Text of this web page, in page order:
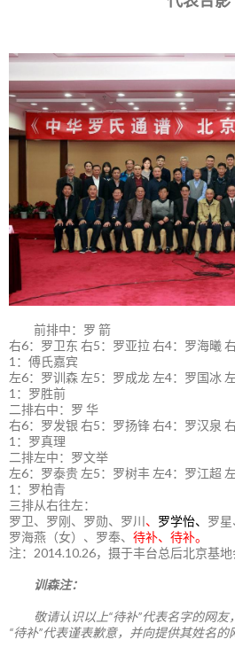
前排中：罗 箭
右6：罗卫东 右5：罗亚拉 右4：罗海曦
1：傅氏嘉宾
左6：罗训森 左5：罗成龙 左4：罗国冰
1：罗胜前
二排右中：罗 华
右6：罗发银 右5：罗扬锋 右4：罗汉泉
1：罗真理
二排左中：罗文举
左6：罗泰贵 左5：罗树丰 左4：罗江超 左
1：罗柏青
三排从右往左：
罗卫、罗刚、罗勋、罗川 、 罗学怡、 罗星
罗海燕（女）、罗奉、 待补、待补。
注：2014.10.26，摄于丰台总后北京基地
训森注：
敬请认识以上“待补”代表名字的网
“待补”代表谨表歉意，并向提供其姓名的